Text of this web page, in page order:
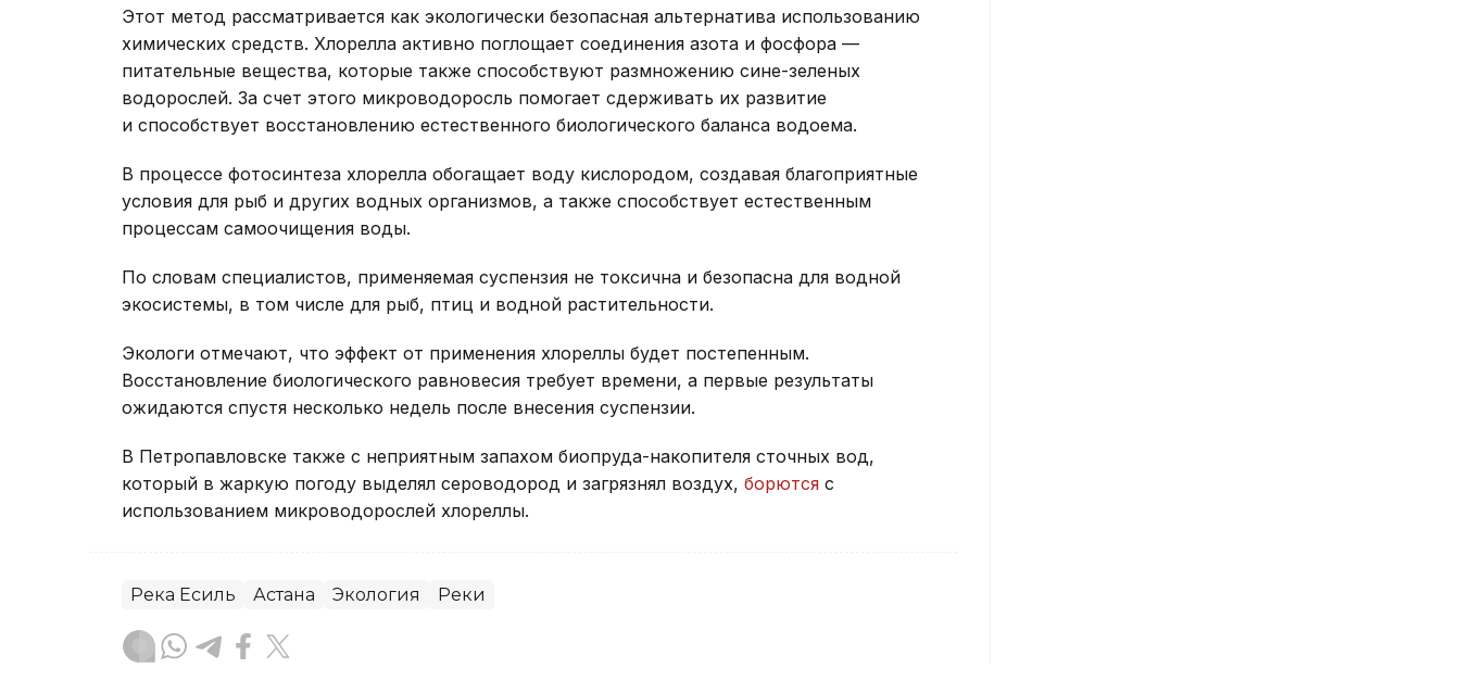
Этот метод рассматривается как экологически безопасная альтернатива использованию
химических средств. Хлорелла активно поглощает соединения азота и фосфора —
питательные вещества, которые также способствуют размножению сине-зеленых
водорослей. За счет этого микроводоросль помогает сдерживать их развитие
и способствует восстановлению естественного биологического баланса водоема.
В процессе фотосинтеза хлорелла обогащает воду кислородом, создавая благоприятные
условия для рыб и других водных организмов, а также способствует естественным
процессам самоочищения воды.
По словам специалистов, применяемая суспензия не токсична и безопасна для водной
экосистемы, в том числе для рыб, птиц и водной растительности.
Экологи отмечают, что эффект от применения хлореллы будет постепенным.
Восстановление биологического равновесия требует времени, а первые результаты
ожидаются спустя несколько недель после внесения суспензии.
В Петропавловске также с неприятным запахом биопруда-накопителя сточных вод,
который в жаркую погоду выделял сероводород и загрязнял воздух, борются с
использованием микроводорослей хлореллы.
Река Есиль Астана Экология Реки